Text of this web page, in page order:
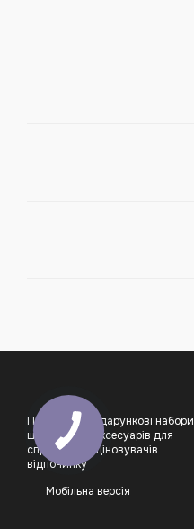
Преміальні подарункові набори
шампурів та аксесуарів для
справжніх поціновувачів
відпочинку
Мобільна версія